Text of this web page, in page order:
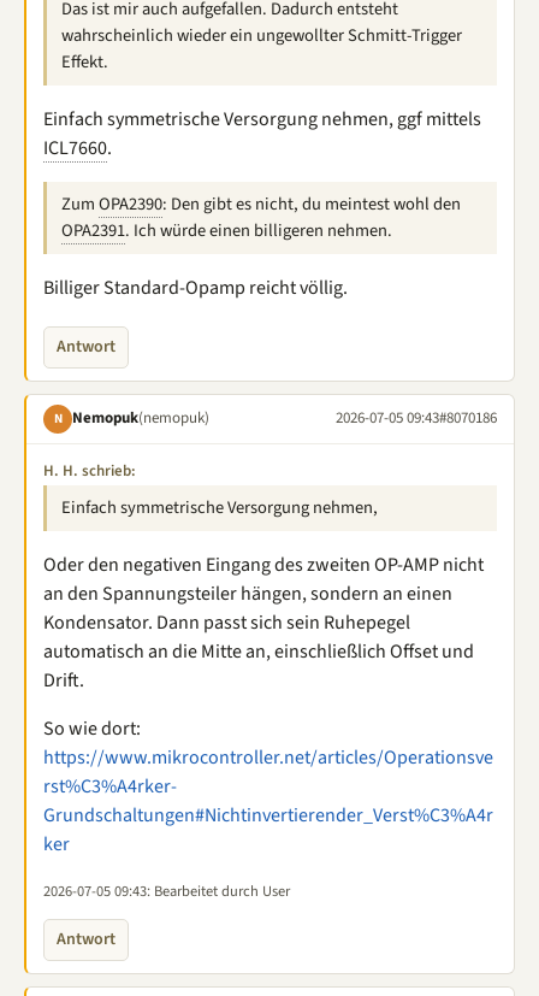
Das ist mir auch aufgefallen. Dadurch entsteht
wahrscheinlich wieder ein ungewollter Schmitt-Trigger
Effekt.
Einfach symmetrische Versorgung nehmen, ggf mittels
ICL7660.
ZumOPA2390: Den gibt es nicht, du meintest wohl den
OPA2391. Ich würde einen billigeren nehmen.
Billiger Standard-Opamp reicht völlig.
Antwort
N Nemopuk(nemopuk) 2026-07-05 09:43#8070186
H. H. schrieb:
Einfach symmetrische Versorgung nehmen,
Oder den negativen Eingang des zweiten OP-AMP nicht
an den Spannungsteiler hängen, sondern an einen
Kondensator. Dann passt sich sein Ruhepegel
automatisch an die Mitte an, einschließlich Offset und
Drift.
So wie dort:
https://www.mikrocontroller.net/articles/Operationsve
rst%C3%A4rker-
Grundschaltungen#Nichtinvertierender_Verst%C3%A4r
ker
2026-07-05 09:43: Bearbeitet durch User
Antwort